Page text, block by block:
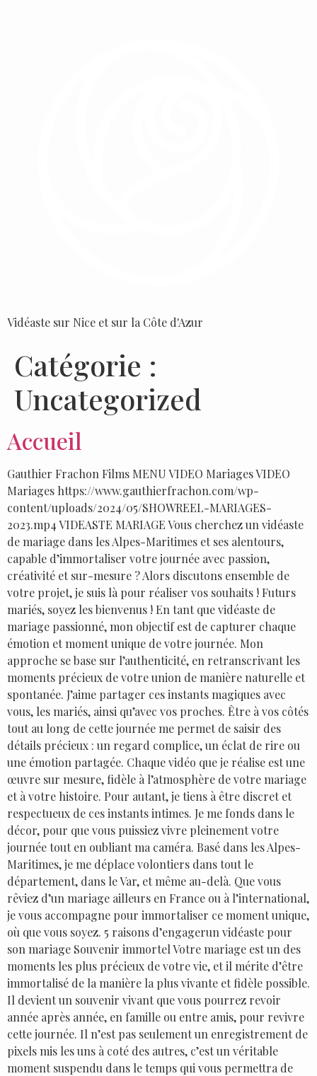
Vidéaste sur Nice et sur la Côte d'Azur
Catégorie :
Uncategorized
Accueil
Gauthier Frachon Films MENU VIDEO Mariages VIDEO
Mariages https://www.gauthierfrachon.com/wp-
content/uploads/2024/05/SHOWREEL-MARIAGES-
2023.mp4 VIDEASTE MARIAGE Vous cherchez un vidéaste
de mariage dans les Alpes-Maritimes et ses alentours,
capable d’immortaliser votre journée avec passion,
créativité et sur-mesure ? Alors discutons ensemble de
votre projet, je suis là pour réaliser vos souhaits ! Futurs
mariés, soyez les bienvenus ! En tant que vidéaste de
mariage passionné, mon objectif est de capturer chaque
émotion et moment unique de votre journée. Mon
approche se base sur l’authenticité, en retranscrivant les
moments précieux de votre union de manière naturelle et
spontanée. J’aime partager ces instants magiques avec
vous, les mariés, ainsi qu’avec vos proches. Être à vos côtés
tout au long de cette journée me permet de saisir des
détails précieux : un regard complice, un éclat de rire ou
une émotion partagée. Chaque vidéo que je réalise est une
œuvre sur mesure, fidèle à l’atmosphère de votre mariage
et à votre histoire. Pour autant, je tiens à être discret et
respectueux de ces instants intimes. Je me fonds dans le
décor, pour que vous puissiez vivre pleinement votre
journée tout en oubliant ma caméra. Basé dans les Alpes-
Maritimes, je me déplace volontiers dans tout le
département, dans le Var, et même au-delà. Que vous
rêviez d’un mariage ailleurs en France ou à l’international,
je vous accompagne pour immortaliser ce moment unique,
où que vous soyez. 5 raisons d’engagerun vidéaste pour
son mariage Souvenir immortel Votre mariage est un des
moments les plus précieux de votre vie, et il mérite d’être
immortalisé de la manière la plus vivante et fidèle possible.
Il devient un souvenir vivant que vous pourrez revoir
année après année, en famille ou entre amis, pour revivre
cette journée. Il n’est pas seulement un enregistrement de
pixels mis les uns à coté des autres, c’est un véritable
moment suspendu dans le temps qui vous permettra de